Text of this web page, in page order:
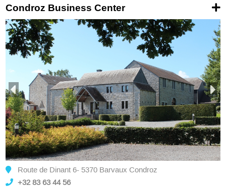
Condroz Business Center
Route de Dinant 6- 5370 Barvaux Condroz
+32 83 63 44 56